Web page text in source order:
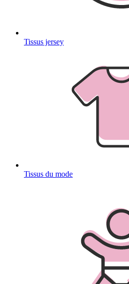
Tissus jersey
Tissus du mode